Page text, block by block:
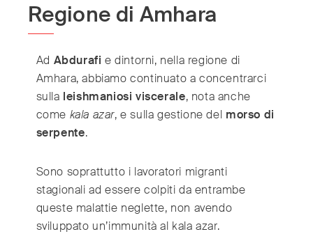
Regione di Amhara
Ad Abdurafi e dintorni, nella regione di
Amhara, abbiamo continuato a concentrarci
sulla leishmaniosi viscerale, nota anche
come kala azar, e sulla gestione del morso di
serpente.
Sono soprattutto i lavoratori migranti
stagionali ad essere colpiti da entrambe
queste malattie neglette, non avendo
sviluppato un’immunità al kala azar.